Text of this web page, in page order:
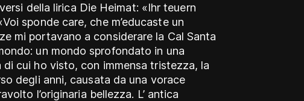
della lirica Die Heimat: «Ihr teuern
sponde care, che m’educaste un
mi portavano a considerare la Cal Santa
un mondo sprofondato in una
cui ho visto, con immensa tristezza, la
degli anni, causata da una vorace
l’originaria bellezza. L’ antica